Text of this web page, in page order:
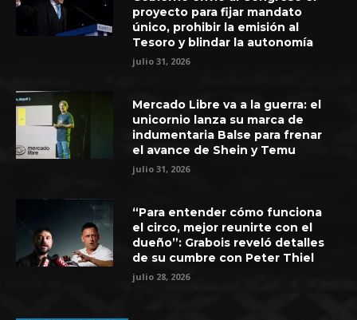
proyecto para fijar mandato
único, prohibir la emisión al
Tesoro y blindar la autonomía
julio 31, 2026
Mercado Libre va a la guerra: el
unicornio lanza su marca de
indumentaria Balse para frenar
el avance de Shein y Temu
julio 31, 2026
“Para entender cómo funciona
el circo, mejor reunirte con el
dueño”: Grabois reveló detalles
de su cumbre con Peter Thiel
julio 28, 2026